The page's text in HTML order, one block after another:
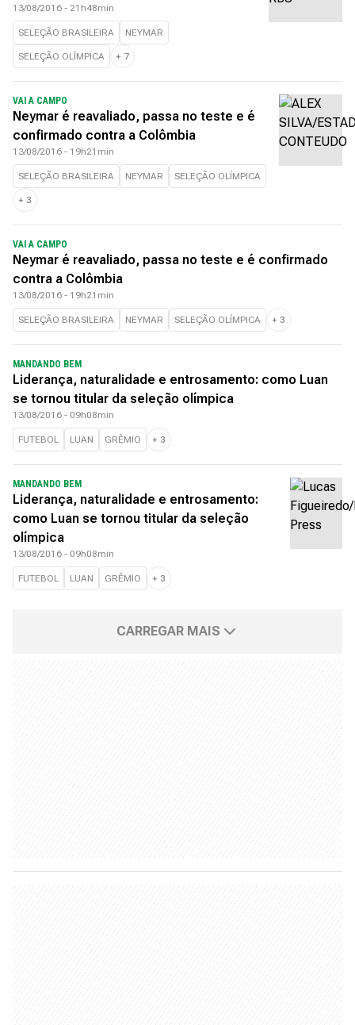
13/08/2016 - 21h48min
SELEÇÃO BRASILEIRA NEYMAR
SELEÇÃO OLÍMPICA + 7
VAI A CAMPO
Neymar é reavaliado, passa no teste e é
confirmado contra a Colômbia
13/08/2016 - 19h21min
SELEÇÃO BRASILEIRA NEYMAR SELEÇÃO OLÍMPICA
+ 3
VAI A CAMPO
Neymar é reavaliado, passa no teste e é confirmado
contra a Colômbia
13/08/2016 - 19h21min
SELEÇÃO BRASILEIRA NEYMAR SELEÇÃO OLÍMPICA + 3
MANDANDO BEM
Liderança, naturalidade e entrosamento: como Luan
se tornou titular da seleção olímpica
13/08/2016 - 09h08min
FUTEBOL LUAN GRÊMIO + 3
MANDANDO BEM
Liderança, naturalidade e entrosamento:
como Luan se tornou titular da seleção
olímpica
13/08/2016 - 09h08min
FUTEBOL LUAN GRÊMIO + 3
CARREGAR MAIS